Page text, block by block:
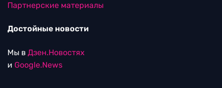
Партнерские материалы
Достойные новости
Мы в Дзен.Новостях
и Google.News